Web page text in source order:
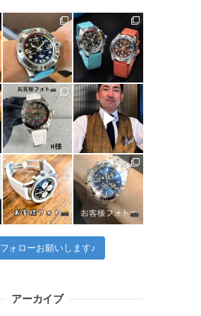
フォローお願いします♪
アーカイブ